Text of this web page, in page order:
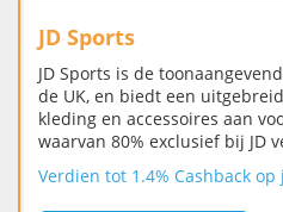
JD Sports
JD Sports is de
de UK, en biedt een
kleding en accessoires aan
waarvan 80% exclusief bij JD
Verdien tot 1.4% Cashback op